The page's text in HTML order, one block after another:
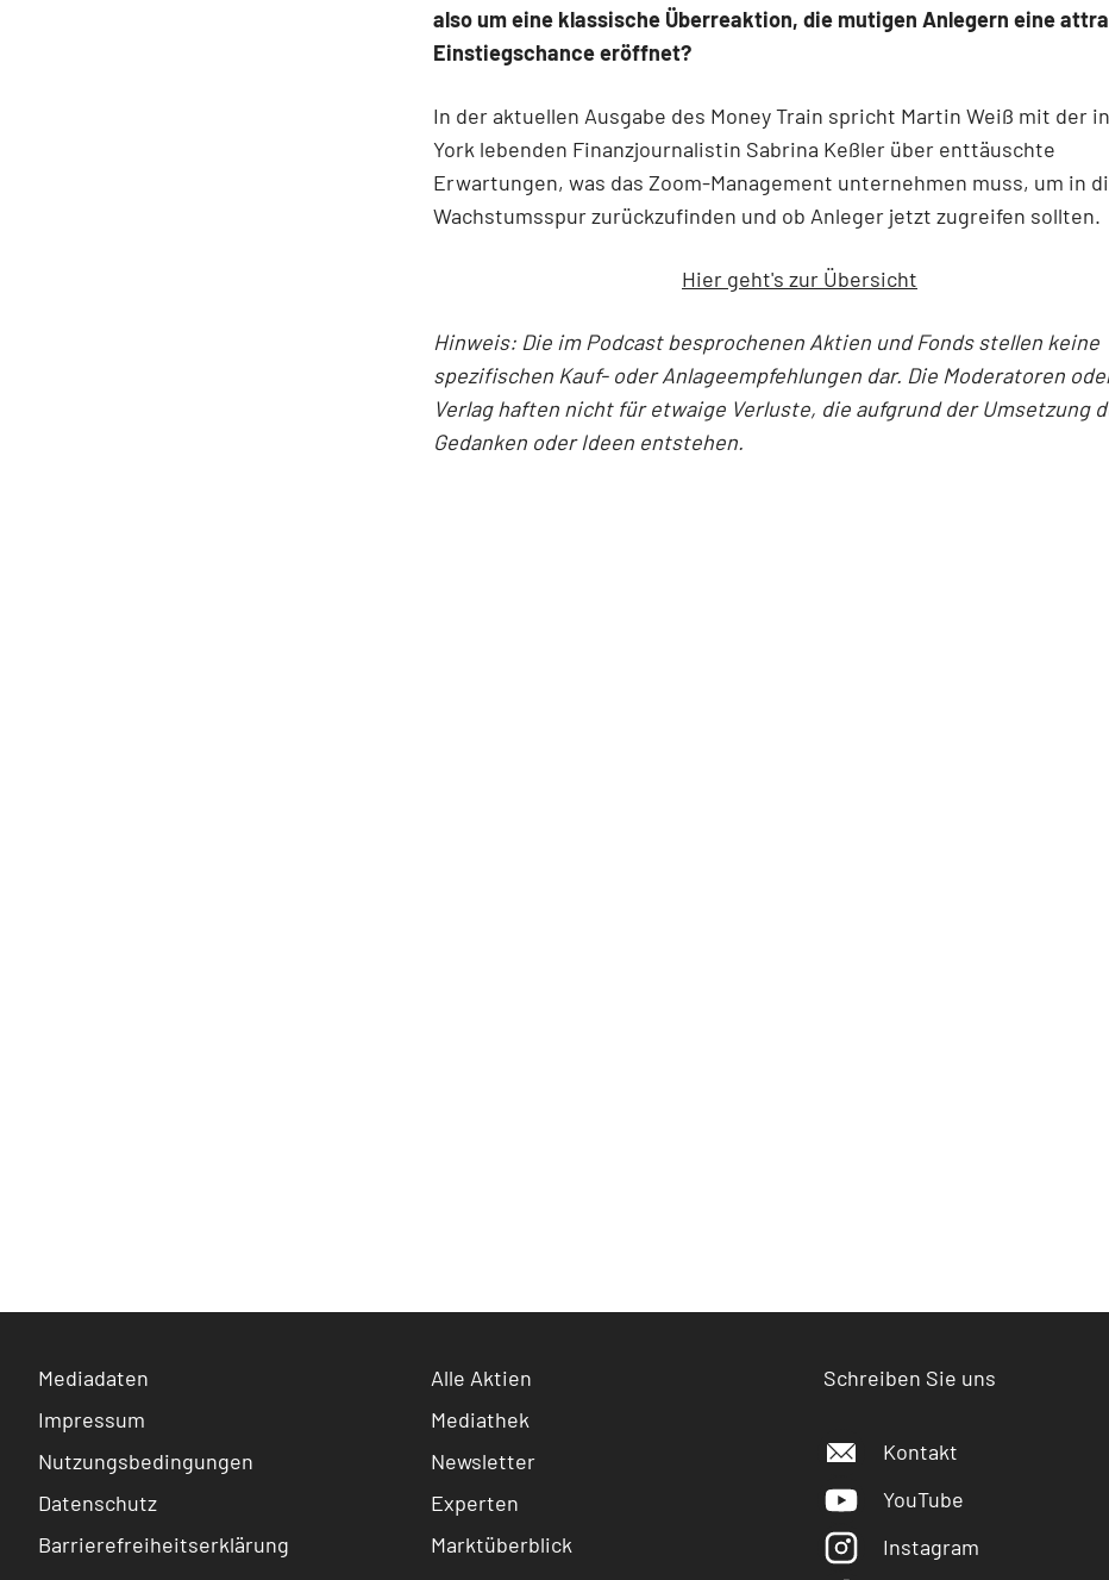
also um eine klassische Überreaktion, die mutigen Anlegern eine
Einstiegschance eröffnet?
In der aktuellen Ausgabe des Money Train spricht Martin Weiß mit der
York lebenden Finanzjournalistin Sabrina Keßler über enttäuschte
Erwartungen, was das Zoom-Management unternehmen muss, um in
Wachstumsspur zurückzufinden und ob Anleger jetzt zugreifen sollten.
Hier geht's zur Übersicht
Hinweis: Die im Podcast besprochenen Aktien und Fonds stellen keine
spezifischen Kauf- oder Anlageempfehlungen dar. Die Moderatoren
Verlag haften nicht für etwaige Verluste, die aufgrund der Umsetzung
Gedanken oder Ideen entstehen.
Mediadaten
Impressum
Nutzungsbedingungen
Datenschutz
Barrierefreiheitserklärung
Alle Aktien
Mediathek
Newsletter
Experten
Marktüberblick
Schreiben Sie uns
Kontakt
YouTube
Instagram